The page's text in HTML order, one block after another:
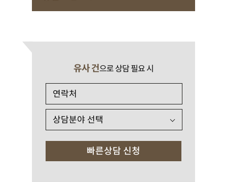
유사 건으로 상담 필요 시